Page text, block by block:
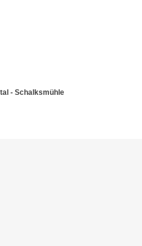
- Schalksmühle